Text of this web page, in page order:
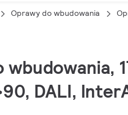
Oprawy do wbudowania
DALI,